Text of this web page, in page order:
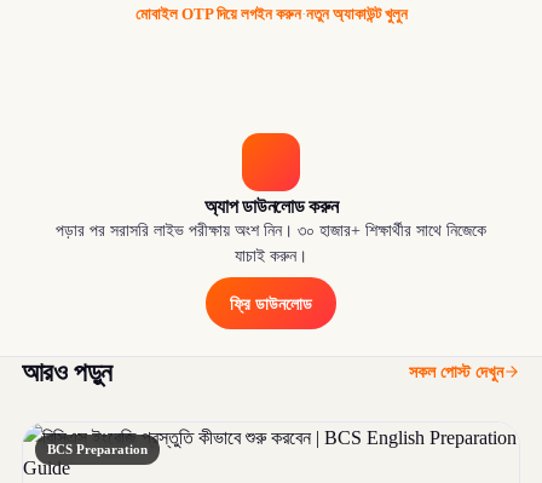
মোবাইল OTP দিয়ে লগইন করুন·নতুন অ্যাকাউন্ট খুলুন
অ্যাপ ডাউনলোড করুন
পড়ার পর সরাসরি লাইভ পরীক্ষায় অংশ নিন। ৩০ হাজার+ শিক্ষার্থীর সাথে নিজেকে
যাচাই করুন।
ফ্রি ডাউনলোড
আরও পড়ুন সকল পোস্ট দেখুন
BCS Preparation